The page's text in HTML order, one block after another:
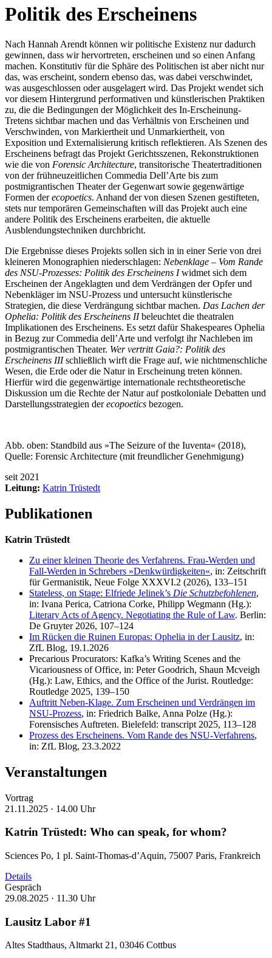
Politik des Erscheinens
Nach Hannah Arendt können wir politische Existenz nur dadurch
gewinnen, dass wir hervortreten, erscheinen und so einen Anfang
machen. Konstitutiv für die Sphäre des Politischen ist aber nicht nur
das, was erscheint, sondern ebenso das, was dabei verschwindet,
was ausgeschlossen oder ausgelagert wird. Das Projekt wendet sich
vor diesem Hintergrund performativen und künstlerischen Praktiken
zu, die die Bedingungen der Möglichkeit des In-Erscheinung-
Tretens sichtbar machen und das Verhältnis von Erscheinen und
Verschwinden, von Markiertheit und Unmarkiertheit, von
Exposition und Externalisierung kritisch reflektieren. Als Szenen des
Erscheinens befragt das Projekt Gerichtsszenen, Rekonstruktionen
wie die von Forensic Architecture, transitorische Theatertraditionen
von der frühneuzeitlichen Commedia Dell’Arte bis zum
postmigrantischen Theater der Gegenwart sowie gegenwärtige
Formen derecopoetics. Anhand der von diesen Szenen gestifteten,
stets nur temporären Gemeinschaften will das Projekt auch eine
andere Politik des Erscheinens erarbeiten, die aktuelle
Ausblendungstechniken durchbricht.
Die Ergebnisse dieses Projekts sollen sich in in einer Serie von drei
kleineren Monographien niederschlagen: Nebenklage – Vom Rande
des NSU-Prozesses: Politik des Erscheinens Iwidmet sich dem
Erscheinen der Angeklagten und dem Verdrängen der Opfer und
Nebenkläger im NSU-Prozess und untersucht künstlerische
Strategien, die diese Verdrängung sichtbar machen. Das Lachen der
Ophelia: Politik des Erscheinens IIbeleuchtet die theatralen
Implikationen des Erscheinens. Es setzt dafür Shakespeares Ophelia
in Bezug zur Commedia dell’Arte und verfolgt ihr Nachleben im
postmigrantischen Theater. Wer vertritt Gaia?: Politik des
Erscheinens IIIschließlich wirft die Frage auf, wie nichtmenschliche
Wesen, die Erde oder die Natur in Erscheinung treten können.
Hierfür wird die gegenwärtige internationale rechtstheoretische
Diskussion um die Rechte der Natur auf postkoloniale Debatten und
Darstellungsstrategien derecopoetics bezogen.
Abb. oben: Standbild aus »The Seizure of the Iuventa« (2018),
Quelle: Forensic Architecture (mit freundlicher Genehmigung)
seit 2021
Leitung: Katrin Trüstedt
Publikationen
Katrin Trüstedt
Zu einer kleinen Theorie des Verfahrens. Frau-Werden und
Fall-Werden in Schrebers »Denkwürdigkeiten«, in: Zeitschrift
für Germanistik, Neue Folge XXXVI.2 (2026), 133–151
Stateless, on Stage: Elfriede Jelinek’s Die Schutzbefohlenen,
in: Ivana Perica, Catriona Corke, Philipp Wegmann (Hg.):
Literary Acts of Agency. Negotiating the Rule of Law. Berlin:
De Gruyter 2026, 107–124
Im Rücken die Ruinen Europas: Ophelia in der Lausitz, in:
ZfL Blog, 19.1.2026
Precarious Procurators: Kafka’s Writing Scenes and the
Vicariousness of Office, in: Peter Goodrich, Shaun Mcveigh
(Hg.): Law, Ethics, and the Office of the Jurist. Routledge:
Routledge 2025, 139–150
Auftritt Neben-Klage. Zum Erscheinen und Verdrängen im
NSU-Prozess, in: Friedrich Balke, Anna Polze (Hg.):
Forensisches Auftreten. Bielefeld: transcript 2025, 113–128
Prozess des Erscheinens. Vom Rande des NSU-Verfahrens,
in: ZfL Blog, 23.3.2022
Veranstaltungen
Vortrag
21.11.2025 · 14.00 Uhr
Katrin Trüstedt: Who can speak, for whom?
Sciences Po, 1 pl. Saint-Thomas-d’Aquin, 75007 Paris, Frankreich
Details
Gespräch
29.08.2025 · 11.30 Uhr
Lausitz Labor #1
Altes Stadthaus, Altmarkt 21, 03046 Cottbus